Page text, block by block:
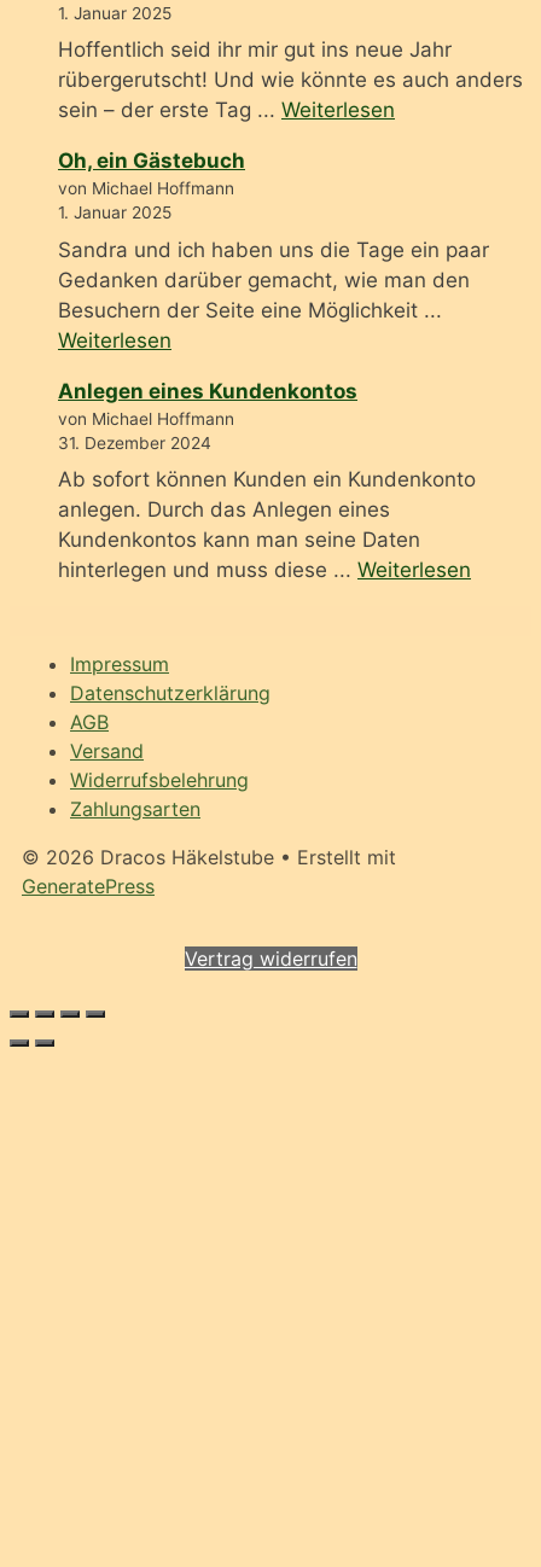
1. Januar 2025
Hoffentlich seid ihr mir gut ins neue Jahr
rübergerutscht! Und wie könnte es auch anders
sein – der erste Tag ... Weiterlesen
Oh, ein Gästebuch
von Michael Hoffmann
1. Januar 2025
Sandra und ich haben uns die Tage ein paar
Gedanken darüber gemacht, wie man den
Besuchern der Seite eine Möglichkeit ...
Weiterlesen
Anlegen eines Kundenkontos
von Michael Hoffmann
31. Dezember 2024
Ab sofort können Kunden ein Kundenkonto
anlegen. Durch das Anlegen eines
Kundenkontos kann man seine Daten
hinterlegen und muss diese ... Weiterlesen
Impressum
Datenschutzerklärung
AGB
Versand
Widerrufsbelehrung
Zahlungsarten
© 2026 Dracos Häkelstube • Erstellt mit
GeneratePress
Vertrag widerrufen